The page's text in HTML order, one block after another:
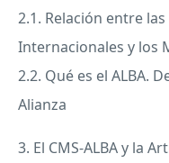
2.1. Relación entre
Internacionales y los
2.2. Qué es el ALBA.
Alianza
3. El CMS-ALBAy la